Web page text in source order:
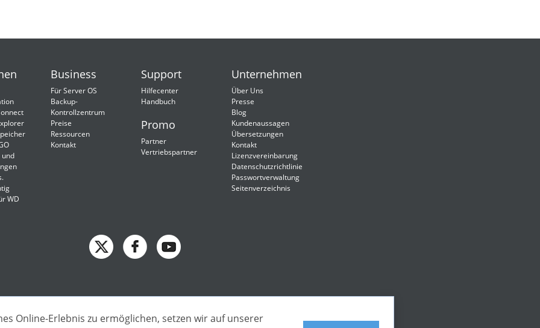
WD
Business
Für Server OS
Backup-
Kontrollzentrum
Preise
Ressourcen
Kontakt
Support
Hilfecenter
Handbuch
Promo
Partner
Vertriebspartner
Unternehmen
Über Uns
Presse
Blog
Kundenaussagen
Übersetzungen
Kontakt
Lizenzvereinbarung
Datenschutzrichtlinie
Passwortverwaltung
Seitenverzeichnis
3701 Pender Dr, Suite 400, Fairfax, VA 22030
Online-Erlebnis zu ermöglichen, setzen wir auf unserer